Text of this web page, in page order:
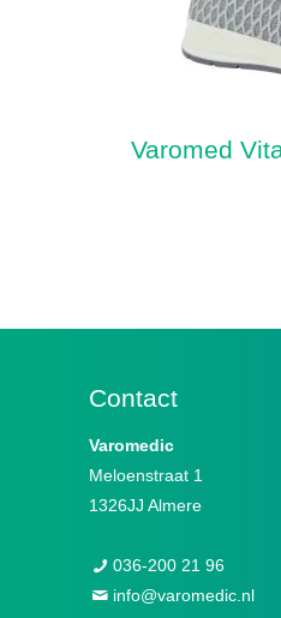
Varomed
Contact
Varomedic
Meloenstraat 1
1326JJ Almere
036-200 21 96
info@varomedic.nl